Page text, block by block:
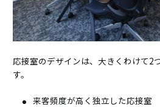
応接室のデザインは、大きくわけて2
す。
来客頻度が高く独立した応接室